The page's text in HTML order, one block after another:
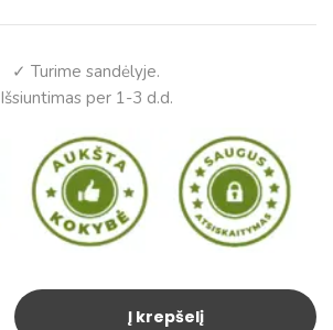
✓ Turime sandėlyje.
Išsiuntimas per 1-3 d.d.
Į krepšelį